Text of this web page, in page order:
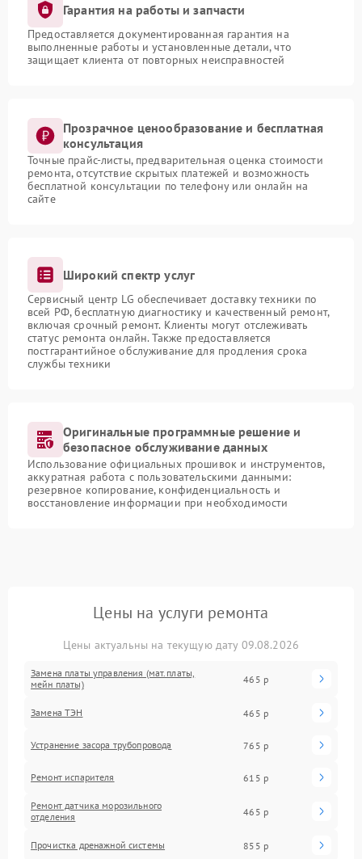
Гарантия на работы и запчасти
Предоставляется документированная гарантия на
выполненные работы и установленные детали, что
защищает клиента от повторных неисправностей
Прозрачное ценообразование и бесплатная
консультация
Точные прайс-листы, предварительная оценка стоимости
ремонта, отсутствие скрытых платежей и возможность
бесплатной консультации по телефону или онлайн на
сайте
Широкий спектр услуг
Сервисный центр LG обеспечивает доставку техники по
всей РФ, бесплатную диагностику и качественный ремонт,
включая срочный ремонт. Клиенты могут отслеживать
статус ремонта онлайн. Также предоставляется
постгарантийное обслуживание для продления срока
службы техники
Оригинальные программные решение и
безопасное обслуживание данных
Использование официальных прошивок и инструментов,
аккуратная работа с пользовательскими данными:
резервное копирование, конфиденциальность и
восстановление информации при необходимости
Цены на услуги ремонта
Цены актуальны на текущую дату 09.08.2026
Замена платы управления (мат.платы,
мейн платы)
465 р
Замена ТЭН 465 р
Устранение засора трубопровода 765 р
Ремонт испарителя 615 р
Ремонт датчика морозильного
отделения
465 р
Прочистка дренажной системы 855 р